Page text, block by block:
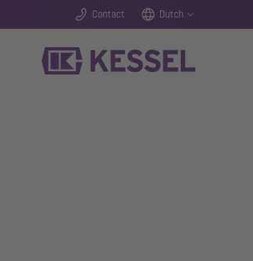
Contact Dutch